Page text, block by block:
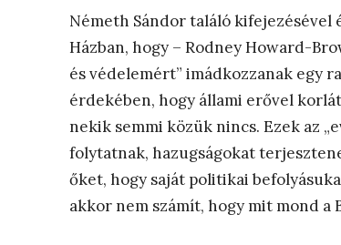
Németh Sándor találó kifejezésével
Házban, hogy – Rodney Howard-
és védelemért” imádkozzanak egy
érdekében, hogy állami erővel
nekik semmi közük nincs. Ezek az
folytatnak, hazugságokat
őket, hogy saját politikai
akkor nem számít, hogy mit mond